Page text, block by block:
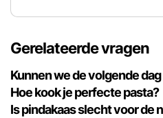
Gerelateerde vragen
Kunnen we de volgende
Hoe kook je perfecte pasta?
Is pindakaas slecht voor de